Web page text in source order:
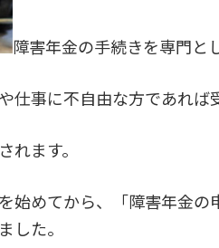
障害年金の手続きを専門と
仕事に不自由な方であれば
れます。
始めてから、「障害年金
した。